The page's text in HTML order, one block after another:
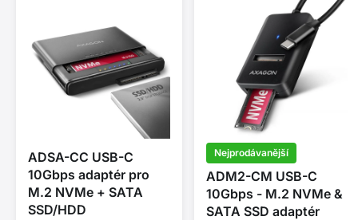
ADSA-CC USB-C
10Gbps adaptér pro
M.2 NVMe + SATA
SSD/HDD
Nejprodávanější
ADM2-CM USB-C
10Gbps - M.2 NVMe &
SATA SSD adaptér